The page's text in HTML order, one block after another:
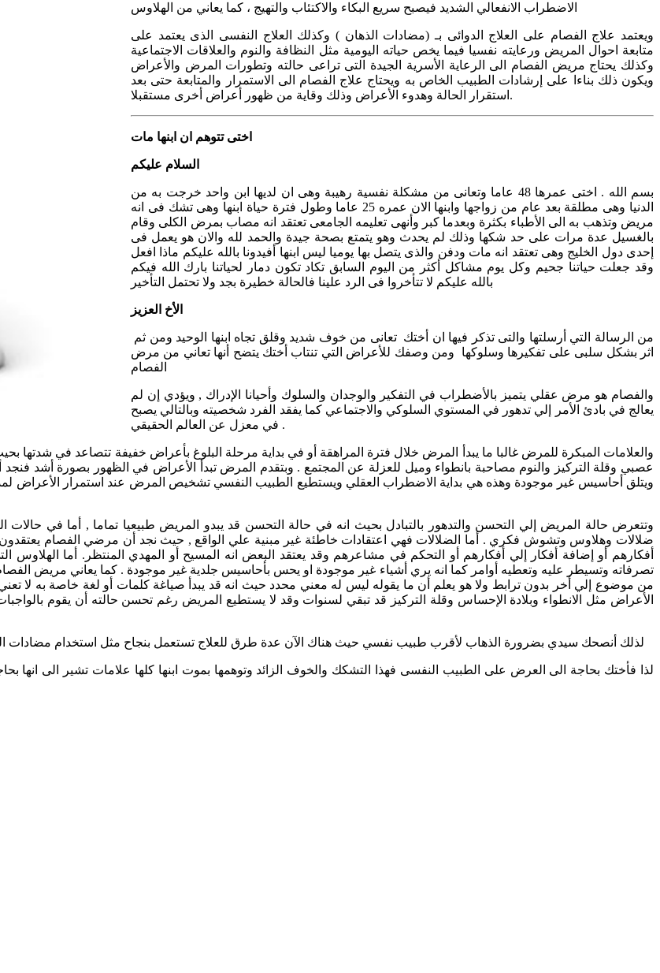
ويعتمد علاج الفصام على العلاج الدوائى بـ (مضادات الذهان ) وكذلك العلاج النفسى الذى يعتمد على
متابعة احوال المريض ورعايته نفسيا فيما يخص حياته اليومية مثل النظافة والنوم والعلاقات الاجتماعية
وكذلك يحتاج مريض الفصام الى الرعاية الأسرية الجيدة التى تراعى حالته وتطورات المرض والأعراض
ويكون ذلك بناءا على إرشادات الطبيب الخاص به ويحتاج علاج الفصام الى الاستمرار والمتابعة حتى بعد
استقرار الحالة وهدوء الأعراض وذلك وقاية من ظهور أعراض أخرى مستقبلا.
اختى تتوهم ان ابنها مات
السلام عليكم
بسم الله . اختى عمرها 48 عاما وتعانى من مشكلة نفسية رهيبة وهى ان لديها ابن واحد خرجت به من
الدنيا وهى مطلقة بعد عام من زواجها وابنها الان عمره 25 عاما وطول فترة حياة ابنها وهى تشك فى انه
مريض وتذهب به الى الأطباء بكثرة وبعدما كبر وأنهى تعليمه الجامعى تعتقد انه مصاب بمرض الكلى وقام
بالغسيل عدة مرات على حد شكها وذلك لم يحدث وهو يتمتع بصحة جيدة والحمد لله والان هو يعمل فى
إحدى دول الخليج وهى تعتقد انه مات ودفن والذى يتصل بها يوميا ليس ابنها أفيدونا بالله عليكم ماذا افعل
وقد جعلت حياتنا جحيم وكل يوم مشاكل أكثر من اليوم السابق تكاد تكون دمار لحياتنا بارك الله فيكم
بالله عليكم لا تتأخروا فى الرد علينا فالحالة خطيرة بجد ولا تحتمل التأخير
الأخ العزيز
اثر بشكل سلبى على تفكيرها وسلوكها ومن وصفك للأعراض التي تنتاب أختك يتضح أنها تعاني من مرض
الفصام
والفصام هو مرض عقلي يتميز بالأضطراب في التفكير والوجدان والسلوك وأحيانا الإدراك , ويؤدي إن لم
يعالج في بادئ الأمر إلي تدهور في المستوي السلوكي والاجتماعي كما يفقد الفرد شخصيته وبالتالي يصبح
في معزل عن العالم الحقيقي .
والعلامات المبكرة للمرض غالبا ما يبدأ المرض خلال فترة المراهقة أو في بداية مرحلة البلوغ بأعراض خفيفة تتصاعد في شدتها
عصبي وقلة التركيز والنوم مصاحبة بانطواء وميل للعزلة عن المجتمع . وبتقدم المرض تبدأ الأعراض في الظهور بصورة أشد
وتتعرض حالة المريض إلي التحسن والتدهور بالتبادل بحيث انه في حالة التحسن قد يبدو المريض طبيعيا تماما , أما في
ضلالات وهلاوس وتشوش فكري . أما الضلالات فهي اعتقادات خاطئة غير مبنية علي الواقع , حيث نجد أن مرضي الفصام
أفكارهم أو إضافة أفكار إلي أفكارهم أو التحكم في مشاعرهم وقد يعتقد البعض انه المسيح أو المهدي المنتظر. أما
تصرفاته وتسيطر عليه وتعطيه أوامر كما انه يري أشياء غير موجودة او يحس بأحاسيس جلدية غير موجودة . كما يعاني مريض
من موضوع إلي أخر بدون ترابط ولا هو يعلم أن ما يقوله ليس له معني محدد حيث انه قد يبدأ صياغة كلمات أو لغة خاصة به لا
الأعراض مثل الانطواء وبلادة الإحساس وقلة التركيز قد تبقي لسنوات وقد لا يستطيع المريض رغم تحسن حالته أن يقوم
لذلك أنصحك سيدي بضرورة الذهاب لأقرب طبيب نفسي حيث هناك الآن عدة طرق للعلاج تستعمل بنجاح مثل استخدام مضادات
لذا فأختك بحاجة الى العرض على الطبيب النفسى فهذا التشكك والخوف الزائد وتوهمها بموت ابنها كلها علامات تشير الى انها